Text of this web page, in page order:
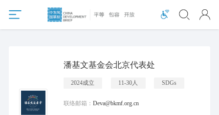
潘基文基金会北京代表处
2024成立 11-30人 SDGs
联络邮箱： Deva@bkmf.org.cn